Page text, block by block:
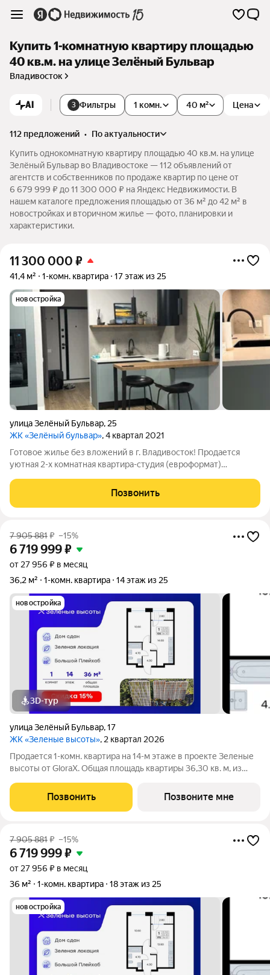
Купить 1-комнатную квартиру площадью
40 кв.м. на улице Зелёный Бульвар
Владивосток
AI 3 Фильтры 1 комн. Цена
40 м²
112 предложений •
по актуальности
Купить однокомнатную квартиру площадью 40 кв.м. на улице
Зелёный Бульвар во Владивостоке — 112 объявлений от
агентств и собственников по продаже квартир по цене от
6 679 999 ₽ до 11 300 000 ₽ на Яндекс Недвижимости. В
нашем каталоге предложения площадью от 36 м² до 42 м² в
новостройках и вторичном жилье — фото, планировки и
характеристики.
11 300 000 ₽
41,4 м² 1-комн. квартира 17 этаж из 25
новостройка
улица Зелёный Бульвар, 25
ЖК «Зелёный бульвар», 4 квартал 2021
Готовое жилье без вложений в г. Владивосток! Продается
уютная 2-х комнатная квартира-студия (евроформат)
дома, построенного в 2021 году. Квартира идеально подходит
как для проживания, так и для
Позвонить
7 905 881₽ –15%
6 719 999₽
от 27 956 ₽ в месяц
36,2 м²
1-комн. квартира 14 этаж из 25
новостройка
3D-тур
улица Зелёный Бульвар,17
ЖК «Зеленые высоты», 2 квартал 2026
Продается 1-комн. квартира на 14-м этаже в проекте Зеленые
высоты от GloraX. Общая площадь квартиры 36,30 кв. м, из
14,00 кв. м кухни. Номер квартиры - 135. Преимущества
квартиры:
Позвонить Позвоните мне
7 905 881₽ –15%
6 719 999₽
от 27 956 ₽ в месяц
36 м²
1-комн. квартира 18 этаж из 25
новостройка